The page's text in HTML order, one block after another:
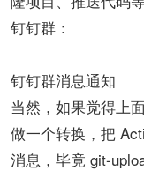
钉钉群：
钉钉群消息通知
当然，如果觉得上
做一个转换，把
消息，毕竟 git-